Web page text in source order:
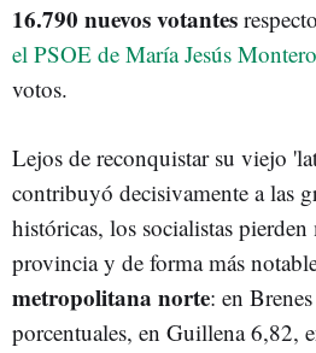
16.790 nuevos votantes
el PSOE de María Jesús Montero
votos.
Lejos de reconquistar su viejo
contribuyó decisivamente a las
históricas, los socialistas
provincia y de forma más
metropolitana norte: en
porcentuales, en Guillena 6,82,